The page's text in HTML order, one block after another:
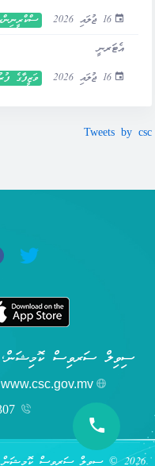
16 ޖުލައި 2026
އެޓަރނީ
16 ޖުލައި 2026 ވަޒީފާގެ
Tweets by csc
ސިވިލް ސަރވިސް ކޮމިޝަން, މަޖީދީމަގު،
www.csc.gov.mv
2026 © ސިވިލް ސަރވިސް ކޮމިޝަން